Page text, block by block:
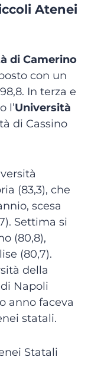
Atenei
di Camerino
con un
In terza e
l’Università
di Cassino
(83,3), che
scesa
Settima si
(80,8),
(80,7).
della
Napoli
anno faceva
statali.
Statali